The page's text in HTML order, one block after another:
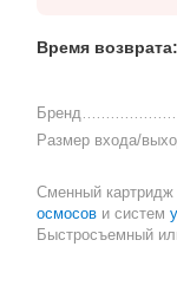
Время возврата:
Бренд
Размер входа/
Сменный
осмосови систем
Быстросъемный